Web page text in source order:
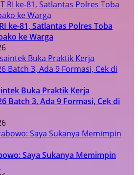
ke-81, Satlantas Polres Toba
ke Warga
Buka Praktik Kerja
Batch 3, Ada 9 Formasi, Cek di
Saya Sukanya Memimpin